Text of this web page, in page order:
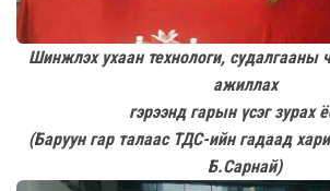
Шинжлэх ухаан технологи, судалгааны
ажиллах
гэрээнд гарын үсэг зурах
(Баруун гар талаас ТДС-ийн гадаад
Б.Сарнай)